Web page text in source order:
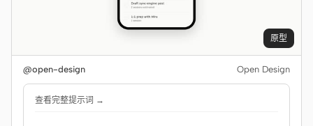
原型
@open-design Open Design
查看完整提示词 →